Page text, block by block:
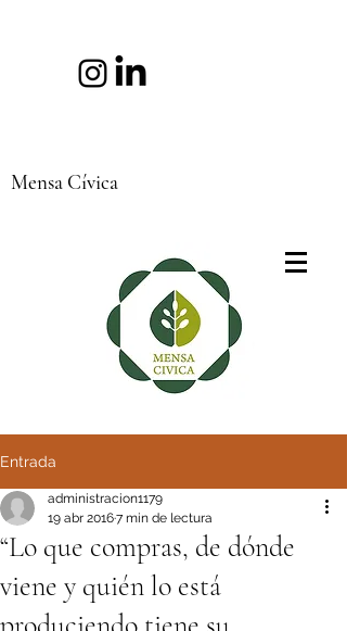
Mensa Cívica
Entrada
“Lo que compras, de dónde
viene y quién lo está
administracion1179
19 abr 20167 min de lectura